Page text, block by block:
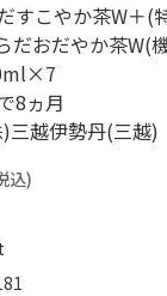
すこやか茶W＋(
おだやか茶W(
8ヵ月
越伊勢丹(三越)
込)